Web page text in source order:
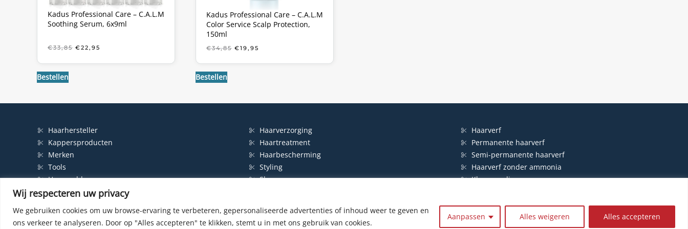
Wij respecteren uw privacy
We gebruiken cookies om uw browse-ervaring te verbeteren, gepersonaliseerde advertenties of inhoud weer te geven en
ons verkeer te analyseren. Door op "Alles accepteren" te klikken, stemt u in met ons gebruik van cookies.
Aanpassen Alles weigeren Alles accepteren
Kadus Professional Care – C.A.L.M
Soothing Serum, 6x9ml
€33,85 OORSPRONKELIJKE
WAS:
€22,95
IS:
Bestellen
Kadus Professional Care – C.A.L.M
Color Service Scalp Protection,
150ml
€34,85 OORSPRONKELIJKE
WAS:
€19,95
IS:
Bestellen
Haarhersteller
Kappersproducten
Merken
Tools
Haarproblemen
Haarverzorging
Haartreatment
Haarbescherming
Styling
Shampoo
Haarverf
Permanente haarverf
Semi-permanente haarverf
Haarverf zonder ammonia
Kleurspoeling
© HairWeb.nl 2003-2026|Privacybeleid|Contact| Website by